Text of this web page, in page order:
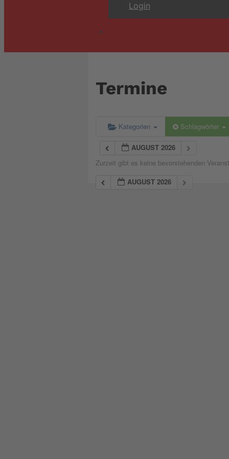
Login
Termine
Kategorien Schlagwörter
AUGUST 2026
Zurzeit gibt es keine bevorstehenden
AUGUST 2026